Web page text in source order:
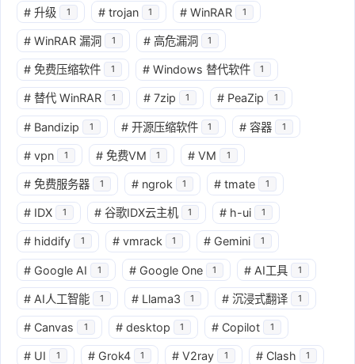
# 升级 1 # trojan 1 # WinRAR 1
# WinRAR 漏洞 1 # 高危漏洞 1
# 免费压缩软件 1 # Windows 替代软件 1
# 替代 WinRAR 1 # 7zip 1 # PeaZip 1
# Bandizip 1 # 开源压缩软件 1 # 容器 1
# vpn 1 # 免费VM 1 # VM 1
# 免费服务器 1 # ngrok 1 # tmate 1
# IDX 1 # 谷歌IDX云主机 1 # h-ui 1
# hiddify 1 # vmrack 1 # Gemini 1
# Google AI 1 # Google One 1 # AI工具 1
# AI人工智能 1 # Llama3 1 # 沉浸式翻译 1
# Canvas 1 # desktop 1 # Copilot 1
# UI 1 # Grok4 1 # V2ray 1 # Clash 1